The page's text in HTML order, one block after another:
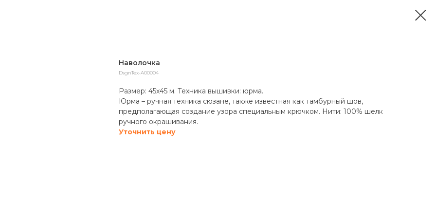
Наволочка
DsgnTex-A00004
Размер: 45х45 м. Техника вышивки: юрма.
Юрма – ручная техника сюзане, также известная как тамбурный шов,
предполагающая создание узора специальным крючком. Нити: 100% шелк
ручного окрашивания.
Уточнить цену